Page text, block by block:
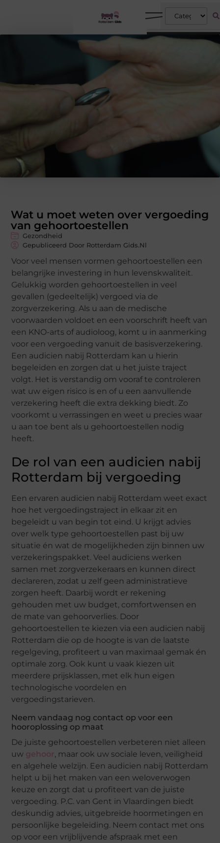
Wat u moet weten over vergoeding
van gehoortoestellen
Gezondheid
Gepubliceerd Door Rotterdam Gids.nl
Voor veel mensen vormen gehoortoestellen een
belangrijke investering in hun levenskwaliteit.
Gelukkig worden gehoortoestellen in veel
gevallen (gedeeltelijk) vergoed via de
zorgverzekering. Als u aan de medische
voorwaarden voldoet en een voorschrift heeft van
een KNO-arts of audioloog, komt u in aanmerking
voor een vergoeding vanuit de basisverzekering.
Een audicien nabij Rotterdam kan u hierin
begeleiden en zorgen dat u het juiste traject
volgt. Het is verstandig om vooraf te controleren
wat uw eigen risico is en of u een aanvullende
verzekering heeft die extra dekking biedt. Zo
voorkomt u verrassingen en weet u precies waar
u aan toe bent als u gehoortoestellen nodig
heeft.
De rol van een audicien nabij
Rotterdam bij vergoeding
Een ervaren audicien nabij Rotterdam weet exact
hoe het vergoedingstraject in elkaar zit en
begeleidt u van begin tot eind. U krijgt advies
over welk type gehoortoestellen past bij uw
situatie én wat de mogelijkheden zijn binnen uw
verzekeringspakket. Veel audiciens werken
samen met zorgverzekeraars en kunnen direct
declareren, zodat u zelf geen administratieve
zorgen heeft. Daarbij wordt er rekening
gehouden met uw budget, comfortwensen en
de mate van gehoorverlies. Door
gehoortoestellen te kiezen via een audicien nabij
Rotterdam die op de hoogte is van de laatste
regelgeving, profiteert u van maximaal gemak én
optimale zorg. Ook kunt u vaak kiezen uit
meerdere prijsklassen, met elk hun eigen
technologische voordelen en
vergoedingstarieven.
Neem vandaag nog contact op voor een
hooroplossing op maat
De juiste gehoortoestellen verbeteren niet alleen
uw gehoor, maar ook uw sociale leven, veiligheid
en algehele welzijn. Een audicien nabij Rotterdam
helpt u bij het maken van een weloverwogen
keuze en zorgt dat u profiteert van de juiste
vergoeding. P.C. van Gent in Vlaardingen biedt
deskundig advies, uitgebreide hoormetingen en
persoonlijke begeleiding. Neem contact met ons
op voor een vrijblijvende afspraak met een